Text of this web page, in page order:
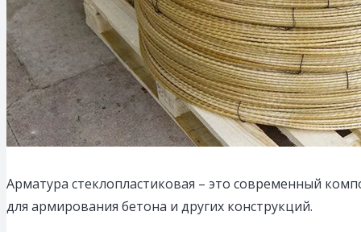
Арматура стеклопластиковая – это современный
для армирования бетона и других конструкций.